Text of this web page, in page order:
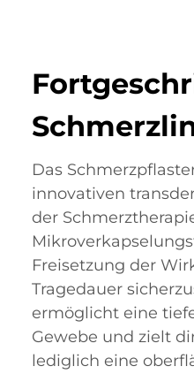
Das
innovativen
der
Freisetzung der
Tragedauer
ermöglicht eine
Gewebe und zielt
lediglich eine